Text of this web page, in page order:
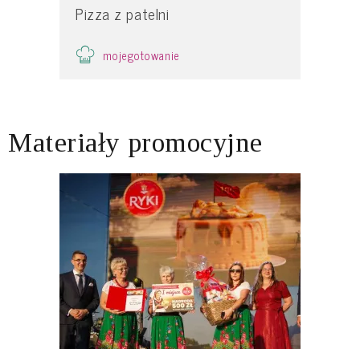
Pizza z patelni
mojegotowanie
Materiały promocyjne